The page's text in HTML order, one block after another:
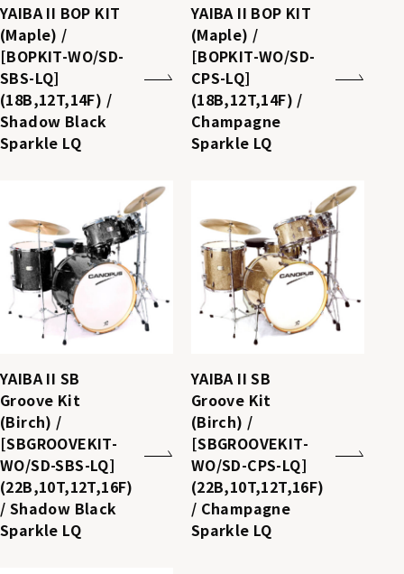
YAIBA II BOP KIT
(Maple) /
[BOPKIT-WO/SD-
SBS-LQ]
(18B,12T,14F) /
Shadow Black
Sparkle LQ
YAIBA II BOP KIT
(Maple) /
[BOPKIT-WO/SD-
CPS-LQ]
(18B,12T,14F) /
Champagne
Sparkle LQ
YAIBA II SB
Groove Kit
(Birch) /
[SBGROOVEKIT-
WO/SD-SBS-LQ]
(22B,10T,12T,16F)
/ Shadow Black
Sparkle LQ
YAIBA II SB
Groove Kit
(Birch) /
[SBGROOVEKIT-
WO/SD-CPS-LQ]
(22B,10T,12T,16F)
/ Champagne
Sparkle LQ